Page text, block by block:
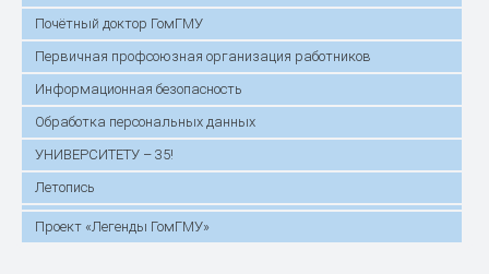
Почётный доктор ГомГМУ
Первичная профсоюзная организация работников
Информационная безопасность
Обработка персональных данных
УНИВЕРСИТЕТУ – 35!
Летопись
Проект «Легенды ГомГМУ»